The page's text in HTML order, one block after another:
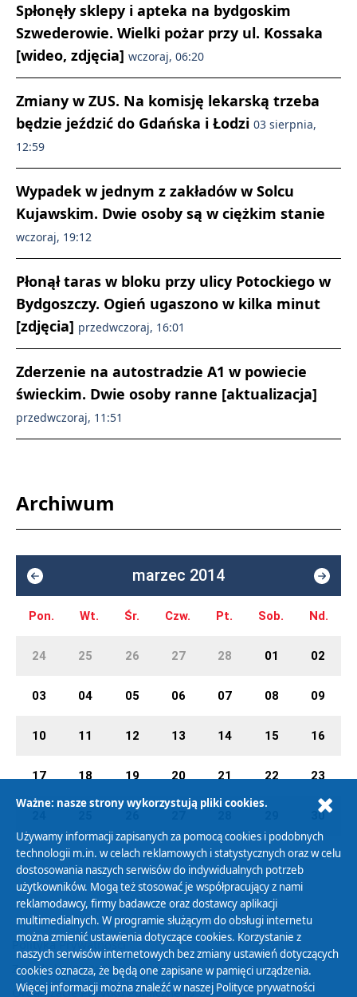
Spłonęły sklepy i apteka na bydgoskim
Szwederowie. Wielki pożar przy ul. Kossaka
[wideo, zdjęcia] wczoraj, 06:20
Zmiany w ZUS. Na komisję lekarską trzeba
będzie jeździć do Gdańska i Łodzi 03 sierpnia,
12:59
Wypadek w jednym z zakładów w Solcu
Kujawskim. Dwie osoby są w ciężkim stanie
wczoraj, 19:12
Płonął taras w bloku przy ulicy Potockiego w
Bydgoszczy. Ogień ugaszono w kilka minut
[zdjęcia] przedwczoraj, 16:01
Zderzenie na autostradzie A1 w powiecie
świeckim. Dwie osoby ranne [aktualizacja]
przedwczoraj, 11:51
Archiwum
marzec 2014
Pon. Wt. Śr. Czw. Pt. Sob. Nd.
24 25 26 27 28 01 02
03 04 05 06 07 08 09
10 11 12 13 14 15 16
17 18 19 20 21 22 23
30
31 01 02 03 04 05 06
Polityka Prywatności
Zasady korzystania z Serwisu
Organizacje Pożytku Publicznego
Ważne: nasze strony wykorzystują pliki cookies.
Używamy informacji zapisanych za pomocą cookies i podobnych
technologii m.in. w celach reklamowych i statystycznych oraz w celu
dostosowania naszych serwisów do indywidualnych potrzeb
użytkowników. Mogą też stosować je współpracujący z nami
reklamodawcy, firmy badawcze oraz dostawcy aplikacji
multimedialnych. W programie służącym do obsługi internetu
można zmienić ustawienia dotyczące cookies. Korzystanie z
naszych serwisów internetowych bez zmiany ustawień dotyczących
cookies oznacza, że będą one zapisane w pamięci urządzenia.
Więcej informacji można znaleźć w naszej Polityce prywatności